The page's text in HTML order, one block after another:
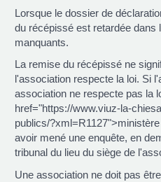
Lorsque le dossier de
du récépissé est retardée dans
manquants.
La remise du récépissé ne
l'association respecte la loi. Si
association ne respecte pas la
href="https://www.viuz-la-
publics/
avoir mené une enquête, en
tribunal du lieu du siège de
Une association ne doit pas